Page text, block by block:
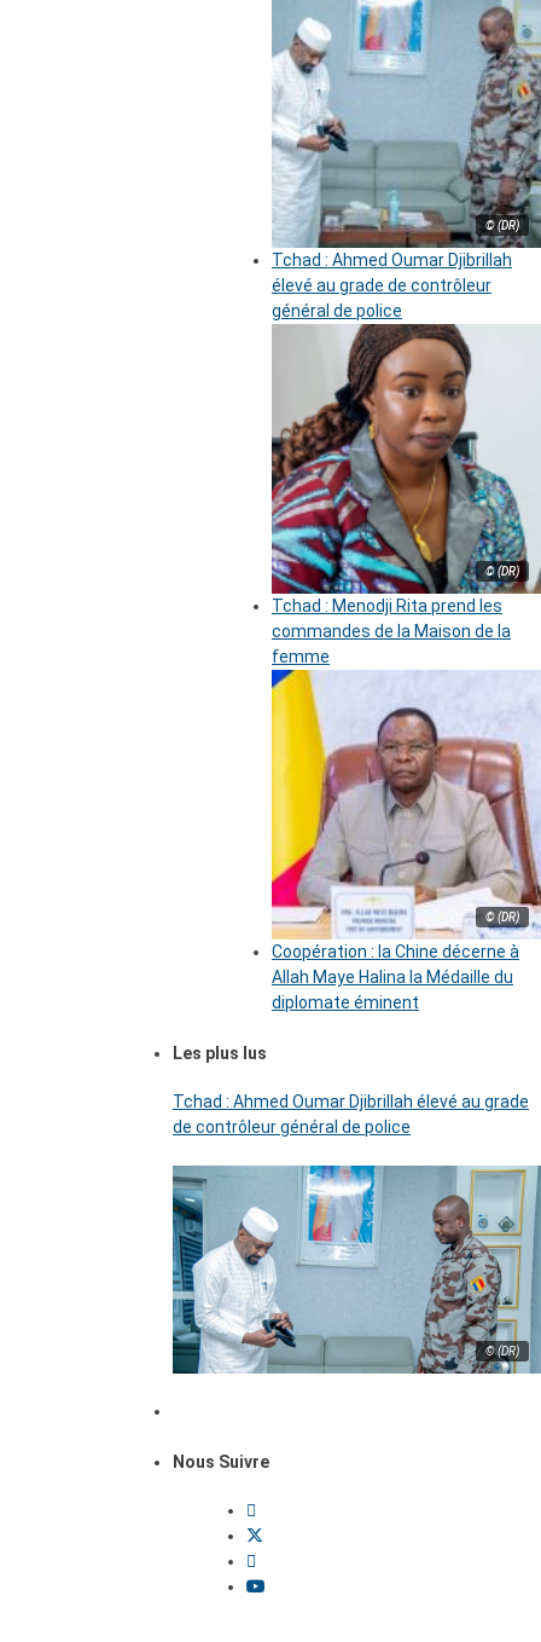
© (DR)
Tchad : Ahmed Oumar Djibrillah
élevé au grade de contrôleur
général de police
© (DR)
Tchad : Menodji Rita prend les
commandes de la Maison de la
femme
© (DR)
Coopération : la Chine décerne à
Allah Maye Halina la Médaille du
diplomate éminent
Les plus lus
Tchad : Ahmed Oumar Djibrillah élevé au grade
de contrôleur général de police
© (DR)
Nous Suivre